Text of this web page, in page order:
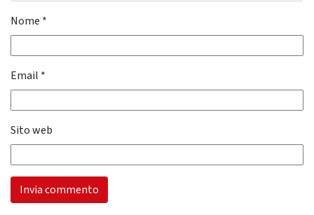
Nome *
Email *
Sito web